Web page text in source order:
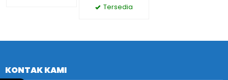
Tersedia
KONTAK KAMI